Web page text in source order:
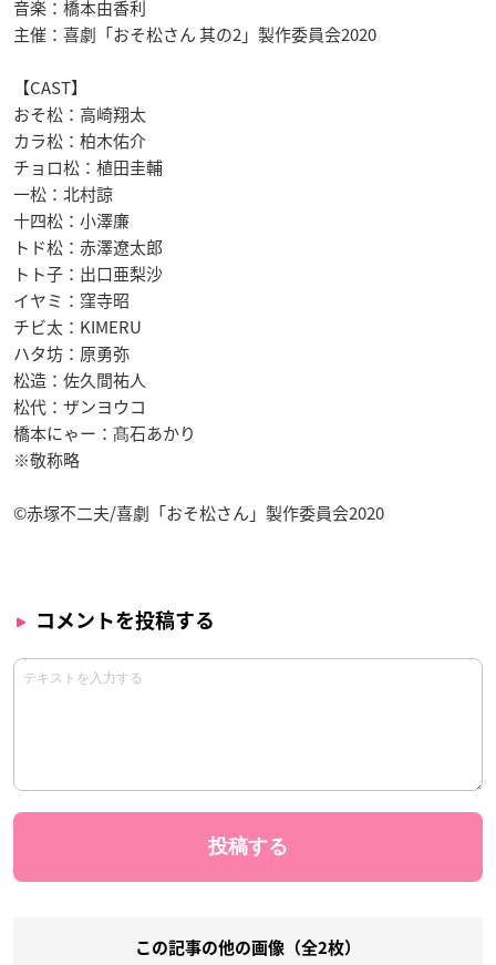
音楽：橋本由香利
主催：喜劇「おそ松さん 其の2」製作委員会2020
【CAST】
おそ松：高崎翔太
カラ松：柏木佑介
チョロ松：植田圭輔
一松：北村諒
十四松：小澤廉
トド松：赤澤遼太郎
トト子：出口亜梨沙
イヤミ：窪寺昭
チビ太：KIMERU
ハタ坊：原勇弥
松造：佐久間祐人
松代：ザンヨウコ
橋本にゃー：髙石あかり
※敬称略
©赤塚不二夫/喜劇「おそ松さん」製作委員会2020
コメントを投稿する
この記事の他の画像（全2枚）